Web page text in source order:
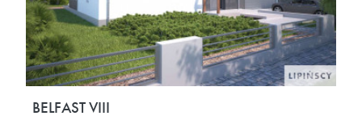
BELFAST VIII